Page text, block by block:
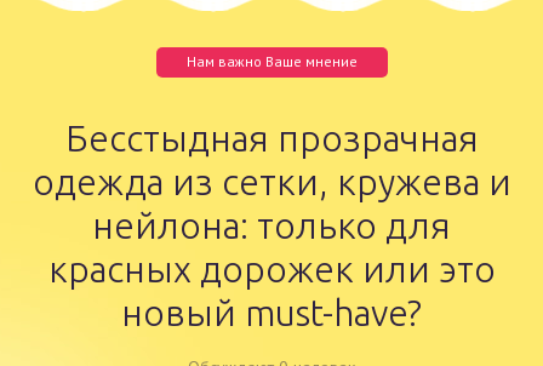
Нам важно Ваше мнение
Бесстыдная прозрачная
одежда из сетки, кружева и
нейлона: только для
красных дорожек или это
новый must-have?